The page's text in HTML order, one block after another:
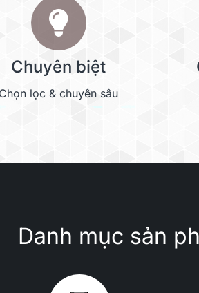
Chuyên biệt
Chọn lọc & chuyên sâu
Danh mục sản